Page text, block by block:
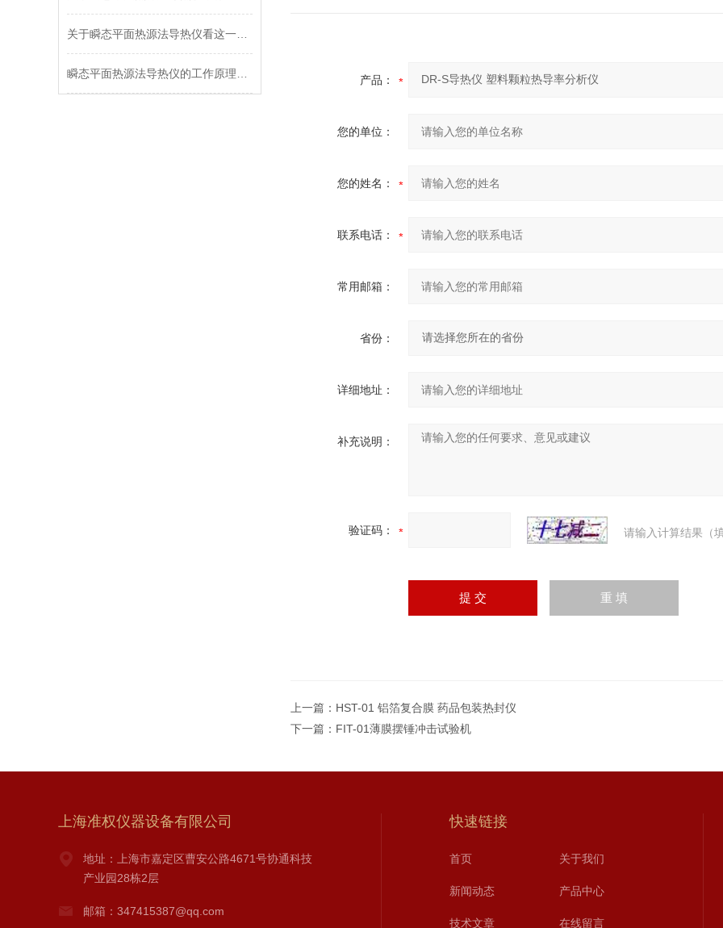
产品：
您的单位：
您的姓名：
联系电话：
常用邮箱：
省份：
详细地址：
补充说明：
验证码： 请输入计算结果（
上一篇： HST-01 铝箔复合膜 药品包装热封仪
下一篇： FIT-01薄膜摆锤冲击试验机
上海准权仪器设备有限公司
地址：上海市嘉定区曹安公路4671号协通科技
产业园28栋2层
邮箱：347415387@qq.com
快速链接
首页 关于我们
新闻动态 产品中心
技术文章 在线留言